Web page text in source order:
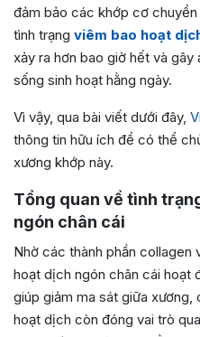
đảm bảo các khớp cơ chuyển
tình trạng viêm bao hoạt
xảy ra hơn bao giờ hết và gây
sống sinh hoạt hằng ngày.
Vì vậy, qua bài viết dưới đây,
thông tin hữu ích để có thể
xương khớp này.
Tổng quan về tình
ngón chân cái
Nhờ các thành phần collagen
hoạt dịch ngón chân cái hoạt
giúp giảm ma sát giữa xương,
hoạt dịch còn đóng vai trò